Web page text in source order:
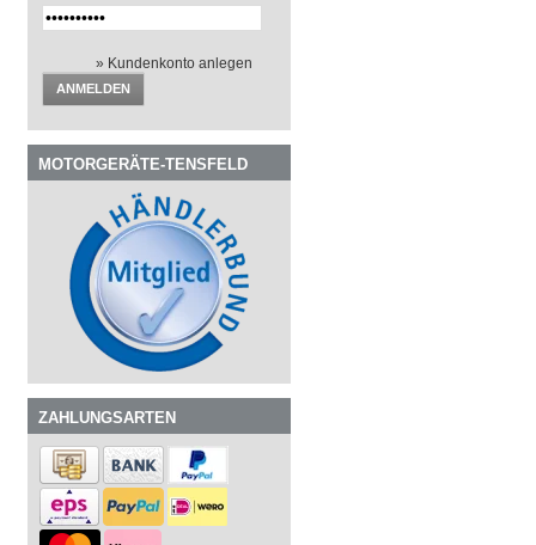
» Kundenkonto anlegen
ANMELDEN
MOTORGERÄTE-TENSFELD
ZAHLUNGSARTEN